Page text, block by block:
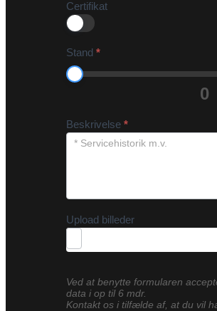
Certifikat
Stand *
0
Beskrivelse *
Upload billeder
Ved at benytte formularen
data i op til 6 mdr.
Kontakt os i tilfælde af, at du vil